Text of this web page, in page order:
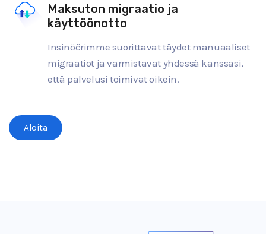
Maksuton migraatio ja
käyttöönotto
Insinöörimme suorittavat täydet manuaaliset
migraatiot ja varmistavat yhdessä kanssasi,
että palvelusi toimivat oikein.
Aloita